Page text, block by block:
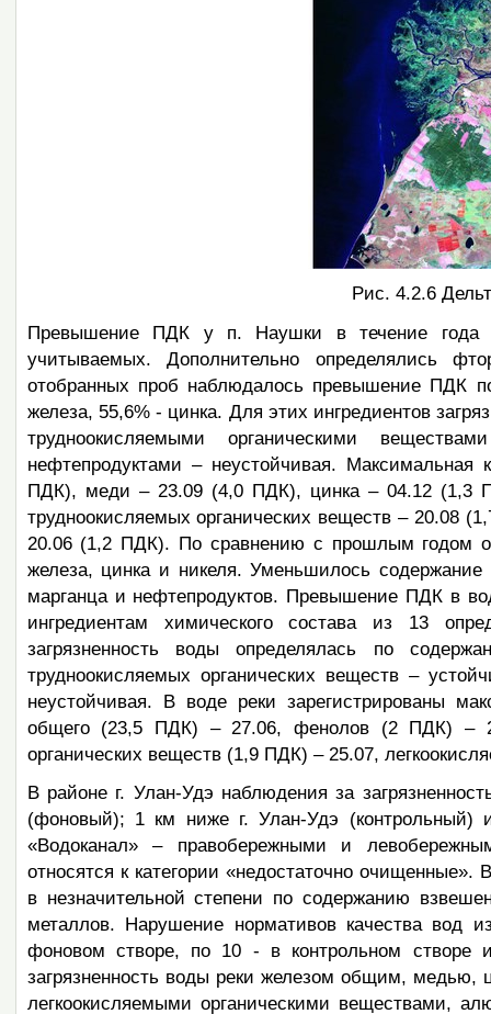
Рис. 4.2.6
Превышение ПДК у п. Наушки
в течение года
учитываемых. Дополнительно определялись
отобранных проб наблюдалось превышение ПДК
железа, 55,6% - цинка. Для этих ингредиентов
трудноокисляемыми органическими
нефтепродуктами – неустойчивая. Максимальная
ПДК), меди – 23.09 (4,0 ПДК), цинка – 04.12 (1,3
трудноокисляемых органических веществ – 20.08
20.06 (1,2 ПДК). По сравнению с прошлым годом
железа, цинка и никеля. Уменьшилось
марганца и нефтепродуктов. Превышение ПДК в
ингредиентам химического состава из 13
загрязненность воды определялась по
трудноокисляемых органических веществ –
неустойчивая. В воде реки зарегистрированы
общего (23,5 ПДК) – 27.06, фенолов (2 ПДК) –
органических веществ (1,9 ПДК) – 25.07,
В районе г. Улан-Удэ наблюдения за
(фоновый); 1 км ниже г. Улан-Удэ
«Водоканал» – правобережными и
относятся к категории «недостаточно
в незначительной степени по содержанию
металлов. Нарушение нормативов качества вод
фоновом створе, по 10 - в контрольном створе
загрязненность воды реки железом общим, медью,
легкоокисляемыми органическими веществами,